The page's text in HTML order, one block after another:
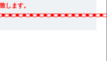
します。